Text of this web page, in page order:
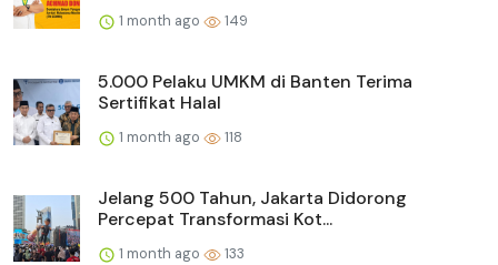
1 month ago 149
5.000 Pelaku UMKM di Banten Terima
Sertifikat Halal
1 month ago 118
Jelang 500 Tahun, Jakarta Didorong
Percepat Transformasi Kot...
1 month ago 133